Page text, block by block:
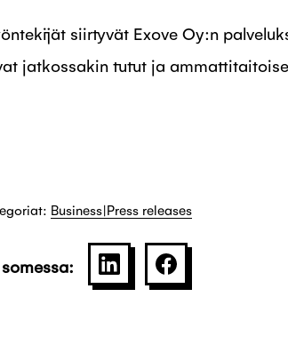
siirtyvät Exove Oy:n
jatkossakin tutut ja
Business|Press releases
SHARE ON LINKEDIN
JAA